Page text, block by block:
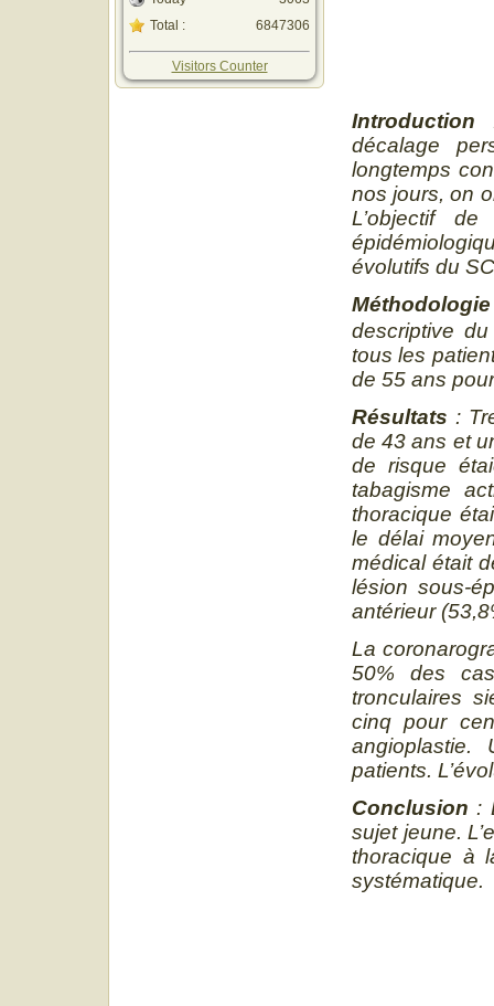
Total :
6847306
Visitors Counter
Introduction
décalage
longtemps
nos jours, on
L’objectif
évolutifs du
descriptive
tous les
de 55 ans
Résultats :
de 43 ans et
de risque
tabagisme
thoracique
le délai
médical était
lésion sous-
antérieur
La
50% des
tronculaires
cinq pour
patients.
Conclusion :
sujet jeune.
thoracique à
systématique.